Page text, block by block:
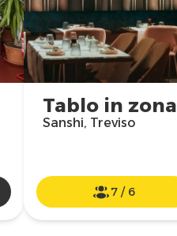
Tablo in zona
Sanshi, Treviso
7/ 6